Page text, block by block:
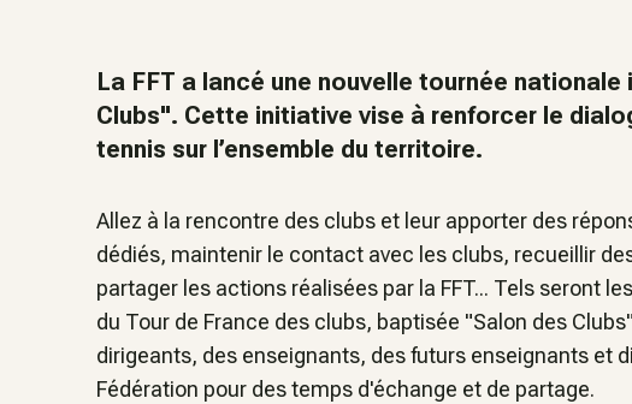
La FFT a lancé une nouvelle tournée
Clubs". Cette initiative vise à renforcer le
tennis sur l’ensemble du territoire.
Allez à la rencontre des clubs et leur apporter des
dédiés, maintenir le contact avec les clubs, recueillir
partager les actions réalisées par la FFT... Tels seront
du Tour de France des clubs, baptisée "Salon des
dirigeants, des enseignants, des futurs enseignants et
Fédération pour des temps d'échange et de partage.